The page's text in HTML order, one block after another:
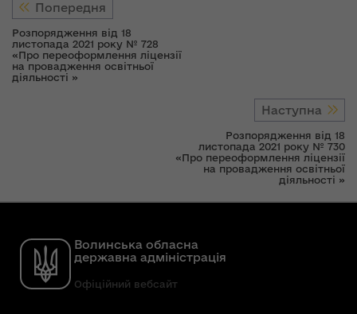
Попередня
Розпорядження від 18
листопада 2021 року № 728
«Про переоформлення ліцензії
на провадження освітньої
діяльності »
Наступна
Розпорядження від 18
листопада 2021 року № 730
«Про переоформлення ліцензії
на провадження освітньої
діяльності »
Волинська обласна
державна адміністрація
Офіційний вебсайт